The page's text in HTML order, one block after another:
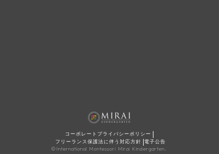
コーポレートプライバシーポリシー |
フリーランス保護法に伴う対応方針 |電子公告
©International Montessori Mirai Kindergarten.